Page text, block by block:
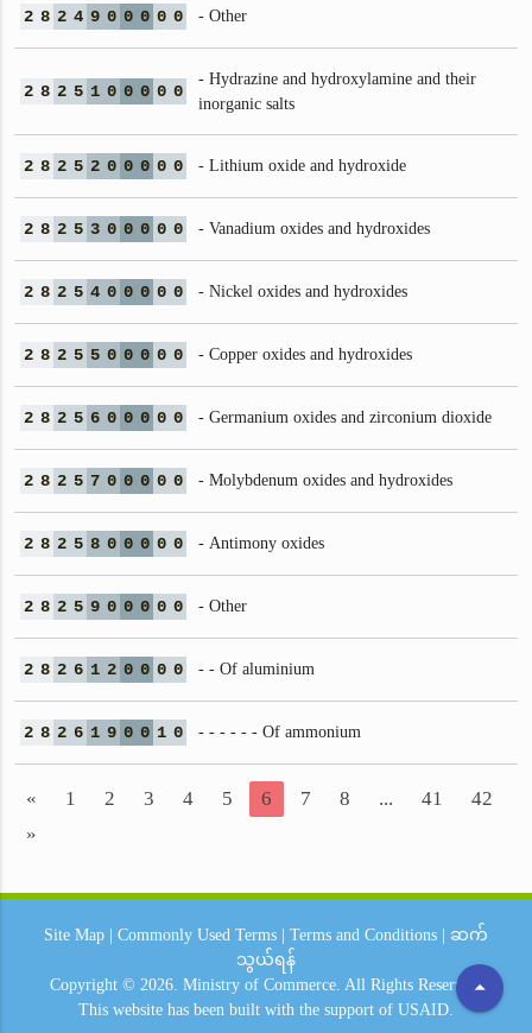
2 8 2 4 9 0 0 0 0 0 - Other
2 8 2 5 1 0 0 0 0 0
- Hydrazine and hydroxylamine and their
inorganic salts
2 8 2 5 2 0 0 0 0 0 - Lithium oxide and hydroxide
2 8 2 5 3 0 0 0 0 0 - Vanadium oxides and hydroxides
2 8 2 5 4 0 0 0 0 0 - Nickel oxides and hydroxides
2 8 2 5 5 0 0 0 0 0 - Copper oxides and hydroxides
2 8 2 5 6 0 0 0 0 0 - Germanium oxides and zirconium dioxide
2 8 2 5 7 0 0 0 0 0 - Molybdenum oxides and hydroxides
2 8 2 5 8 0 0 0 0 0 - Antimony oxides
2 8 2 5 9 0 0 0 0 0 - Other
2 8 2 6 1 2 0 0 0 0 - - Of aluminium
2 8 2 6 1 9 0 0 1 0 - - - - - - Of ammonium
« 1 2 3 4 5 6 7 8 ... 41
42
»
arrow_drop_up
Site Map Commonly Used Terms Terms and Conditions
ဆက်
သွယ်ရန်
Copyright © 2026. Ministry of Commerce. All Rights Reserved.
This website has been built with the support of USAID.